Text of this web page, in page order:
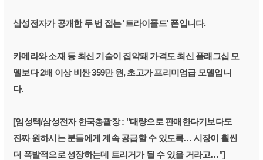
삼성전자가 공개한 두 번 접는 '트라이폴드' 폰입니다.
카메라와 소재 등 최신 기술이 집약돼 가격도 최신 플래그십 모
델보다 2배 이상 비싼 359만 원, 초고가 프리미엄급 모델입니
다.
[임성택/삼성전자 한국총괄장 : "대량으로 판매한다기보다도
진짜 원하시는 분들에게 계속 공급할 수 있도록… 시장이 훨씬
더 폭발적으로 성장하는데 트리거가 될 수 있을 거라고…"]